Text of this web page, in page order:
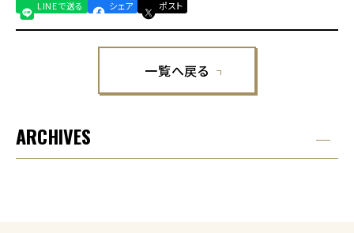
LINEで送る シェア ポスト
一覧へ戻る
ARCHIVES